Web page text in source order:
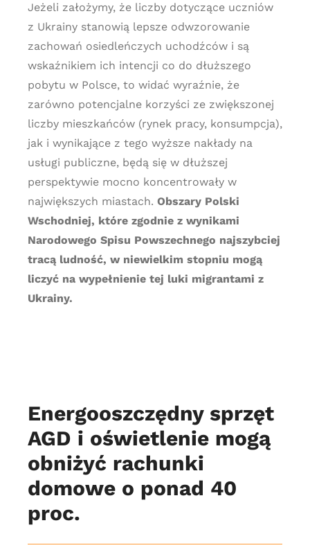
Jeżeli założymy, że liczby dotyczące uczniów
z Ukrainy stanowią lepsze odwzorowanie
zachowań osiedleńczych uchodźców i są
wskaźnikiem ich intencji co do dłuższego
pobytu w Polsce, to widać wyraźnie, że
zarówno potencjalne korzyści ze zwiększonej
liczby mieszkańców (rynek pracy, konsumpcja),
jak i wynikające z tego wyższe nakłady na
usługi publiczne, będą się w dłuższej
perspektywie mocno koncentrowały w
największych miastach. Obszary Polski
Wschodniej, które zgodnie z wynikami
Narodowego Spisu Powszechnego najszybciej
tracą ludność, w niewielkim stopniu mogą
liczyć na wypełnienie tej luki migrantami z
Ukrainy.
Energooszczędny sprzęt
AGD i oświetlenie mogą
obniżyć rachunki
domowe o ponad 40
proc.